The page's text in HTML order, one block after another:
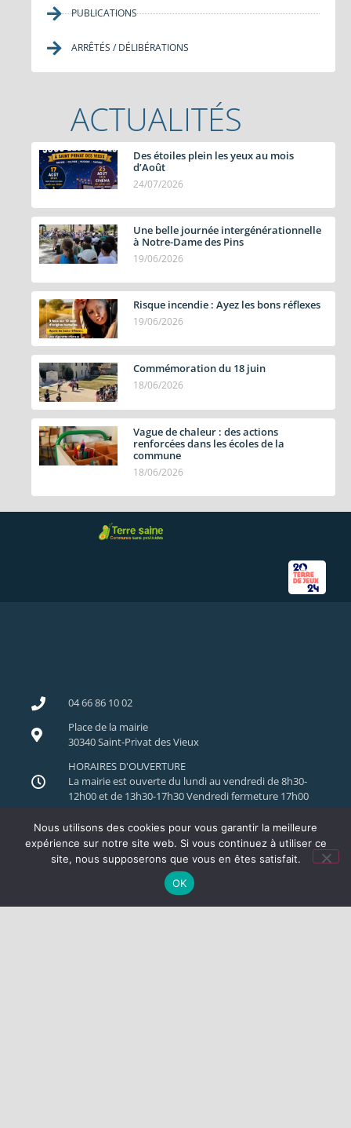
PUBLICATIONS
ARRÊTÉS / DÉLIBÉRATIONS
ACTUALITÉS
Des étoiles plein les yeux au mois
d’Août
24/07/2026
Une belle journée intergénérationnelle
à Notre-Dame des Pins
19/06/2026
Risque incendie : Ayez les bons réflexes
19/06/2026
Commémoration du 18 juin
18/06/2026
Vague de chaleur : des actions
renforcées dans les écoles de la
commune
18/06/2026
04 66 86 10 02
Place de la mairie
30340 Saint-Privat des Vieux
HORAIRES D'OUVERTURE
La mairie est ouverte du lundi au vendredi de 8h30-
12h00 et de 13h30-17h30 Vendredi fermeture 17h00
NEWSLETTER
Nous utilisons des cookies pour vous garantir la meilleure
expérience sur notre site web. Si vous continuez à utiliser ce
site, nous supposerons que vous en êtes satisfait.
OK